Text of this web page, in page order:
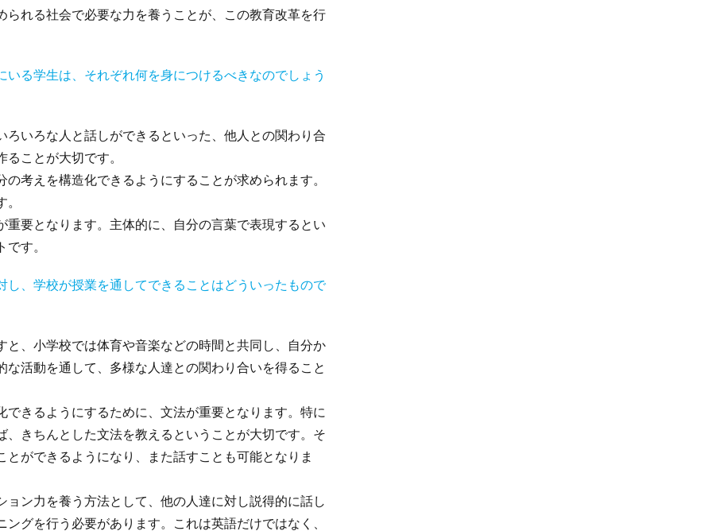
れる社会で必要な力を養うことが、この教育改革を行
る学生は、それぞれ何を身につけるべきなのでしょう
いろな人と話しができるといった、他人との関わり合
ことが大切です。
考えを構造化できるようにすることが求められます。
要となります。主体的に、自分の言葉で表現するとい
す。
、学校が授業を通してできることはどういったもので
、小学校では体育や音楽などの時間と共同し、自分か
活動を通して、多様な人達との関わり合いを得ること
きるようにするために、文法が重要となります。特に
きちんとした文法を教えるということが大切です。そ
ができるようになり、また話すことも可能となりま
ン力を養う方法として、他の人達に対し説得的に話し
グを行う必要があります。これは英語だけではなく、